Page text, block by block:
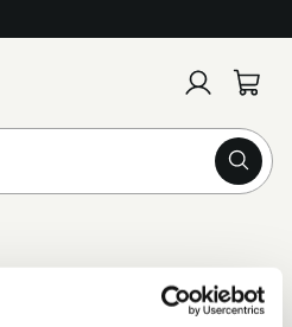
inn